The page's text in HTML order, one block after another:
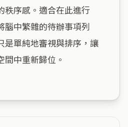
秩序感。適合在此進行
腦中繁雜的待辦事項列
是單純地審視與排序，讓
間中重新歸位。